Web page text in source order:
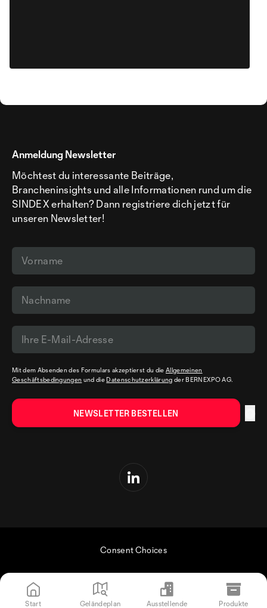
Anmeldung Newsletter
Möchtest du interessante Beiträge,
Brancheninsights und alle Informationen rund um die
SINDEX erhalten? Dann registriere dich jetzt für
unseren Newsletter!
Mit dem Absenden des Formulars akzeptierst du dieAllgemeinen
Geschäftsbedingungen und die Datenschutzerklärung der BERNEXPO AG.
Consent Choices
Start Geländeplan Ausstellende Produkte